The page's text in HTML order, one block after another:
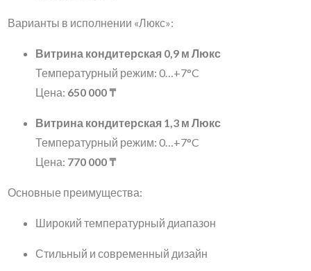
Варианты в исполнении «Люкс»:
Витрина кондитерская 0,9 м Люкс
Температурный режим: 0…+7°C
Цена: 650 000 ₸
Витрина кондитерская 1,3 м Люкс
Температурный режим: 0…+7°C
Цена: 770 000 ₸
Основные преимущества:
Широкий температурный диапазон
Стильный и современный дизайн